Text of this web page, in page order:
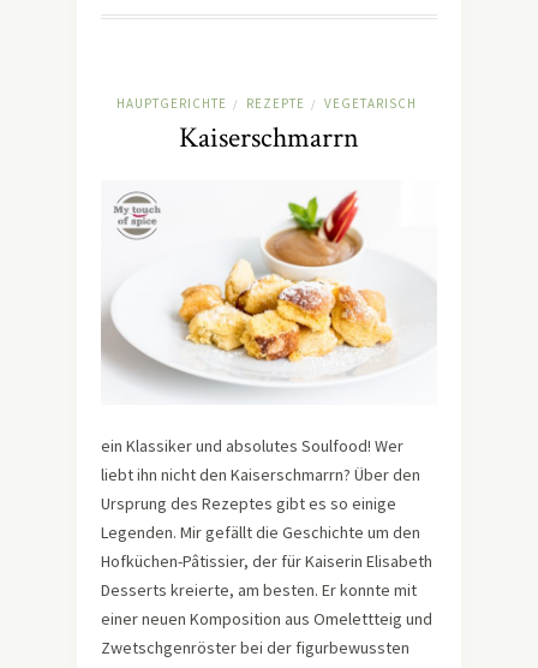
HAUPTGERICHTE / REZEPTE / VEGETARISCH
Kaiserschmarrn
ein Klassiker und absolutes Soulfood! Wer
liebt ihn nicht den Kaiserschmarrn? Über den
Ursprung des Rezeptes gibt es so einige
Legenden. Mir gefällt die Geschichte um den
Hofküchen-Pâtissier, der für Kaiserin Elisabeth
Desserts kreierte, am besten. Er konnte mit
einer neuen Komposition aus Omelettteig und
Zwetschgenröster bei der figurbewussten